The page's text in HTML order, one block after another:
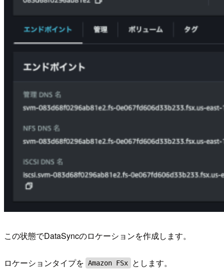
この状態でDataSyncのロケーションを作成します。
ロケーションタイプを Amazon FSx とします。